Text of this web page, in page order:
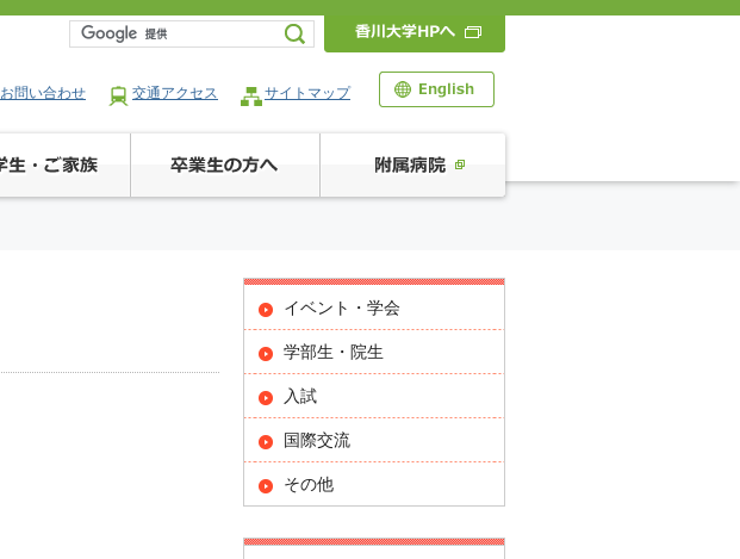
お問い合わせ 交通アクセス サイトマップ
イベント・学会
学部生・院生
入試
国際交流
その他